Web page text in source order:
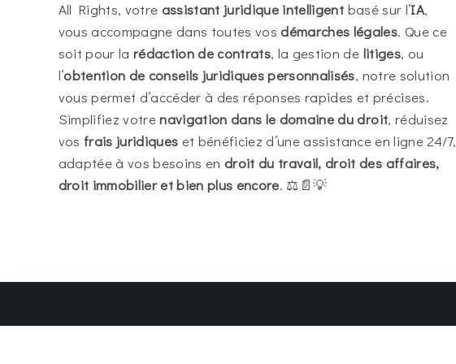
All Rights, votre assistant juridique intelligent basé sur l’IA,
vous accompagne dans toutes vosdémarches légales. Que ce
soit pour la rédaction de contrats, la gestion de litiges, ou
l’obtention de conseils juridiques personnalisés, notre solution
vous permet d’accéder à des réponses rapides et précises.
Simplifiez votrenavigation dans le domaine du droit, réduisez
vos frais juridiques et bénéficiez d’une assistance en ligne 24/7,
adaptée à vos besoins en droit du travail, droit des affaires,
droit immobilier et bien plus encore. ⚖️📄💡